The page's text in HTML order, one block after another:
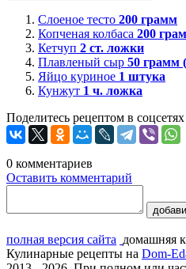
Слоеное тесто 200 грамм
Копченая колбаса 200
Кетчуп 2 ст. ложки
Плавленый сыр 50 грамм
Яйцо куриное 1 штука
Кунжут 1 ч. ложка
Поделитесь рецептом в соцсетях
0 комментариев
Оставить комментарий
полная версия сайта домашняя
Кулинарные рецепты на Dom-